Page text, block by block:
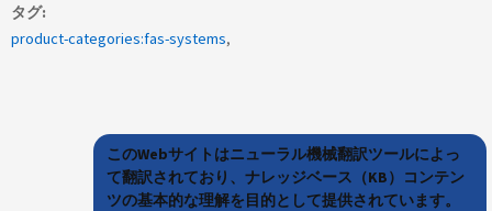
タグ
product-categories:fas-systems
このWebサイトはニューラル機械翻訳ツールによっ
て翻訳されており、ナレッジベース（KB）コンテン
ツの基本的な理解を目的として提供されています。